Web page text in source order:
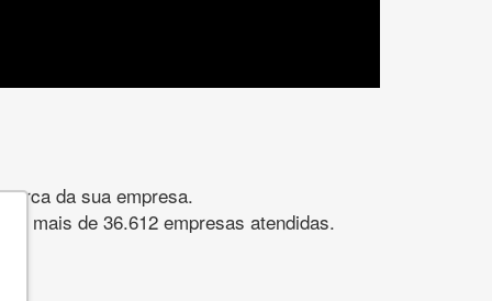
da sua empresa.
mais de 36.612 empresas atendidas.